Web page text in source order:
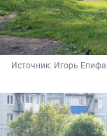
Источник: Игорь